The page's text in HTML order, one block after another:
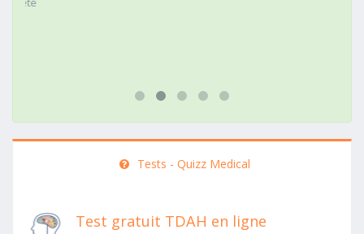
Tests - Quizz Medical
Test gratuit TDAH en ligne